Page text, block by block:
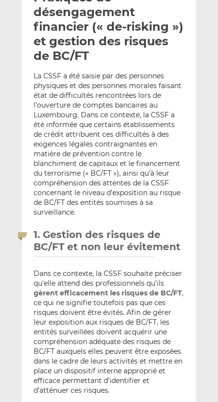
e
r
p
a
m
a
i
l
g
e
r
s
L
i
n
k
e
d
I
n
g
e
r
s
F
a
c
e
b
o
o
k
désengagement
financier (« de-risking »)
et gestion des risques
de BC/FT
La CSSF a été saisie par des personnes
physiques et des personnes morales faisant
état de difficultés rencontrées lors de
l’ouverture de comptes bancaires au
Luxembourg. Dans ce contexte, la CSSF a
été informée que certains établissements
de crédit attribuent ces difficultés à des
exigences légales contraignantes en
matière de prévention contre le
blanchiment de capitaux et le financement
du terrorisme (« BC/FT »), ainsi qu’à leur
compréhension des attentes de la CSSF
concernant le niveau d’exposition au risque
de BC/FT des entités soumises à sa
surveillance.
1. Gestion des risques de
BC/FT et non leur évitement
Dans ce contexte, la CSSF souhaite préciser
qu’elle attend des professionnels qu’ils
gèrent efficacement les risques de BC/FT,
ce qui ne signifie toutefois pas que ces
risques doivent être évités. Afin de gérer
leur exposition aux risques de BC/FT, les
entités surveillées doivent acquérir une
compréhension adéquate des risques de
BC/FT auxquels elles peuvent être exposées
dans le cadre de leurs activités et mettre en
place un dispositif interne approprié et
efficace permettant d’identifier et
d’atténuer ces risques.